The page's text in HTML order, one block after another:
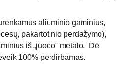
aliuminio gaminius,
pakartotinio perdažymo),
iš „juodo“ metalo.  Dėl
100% perdirbamas.